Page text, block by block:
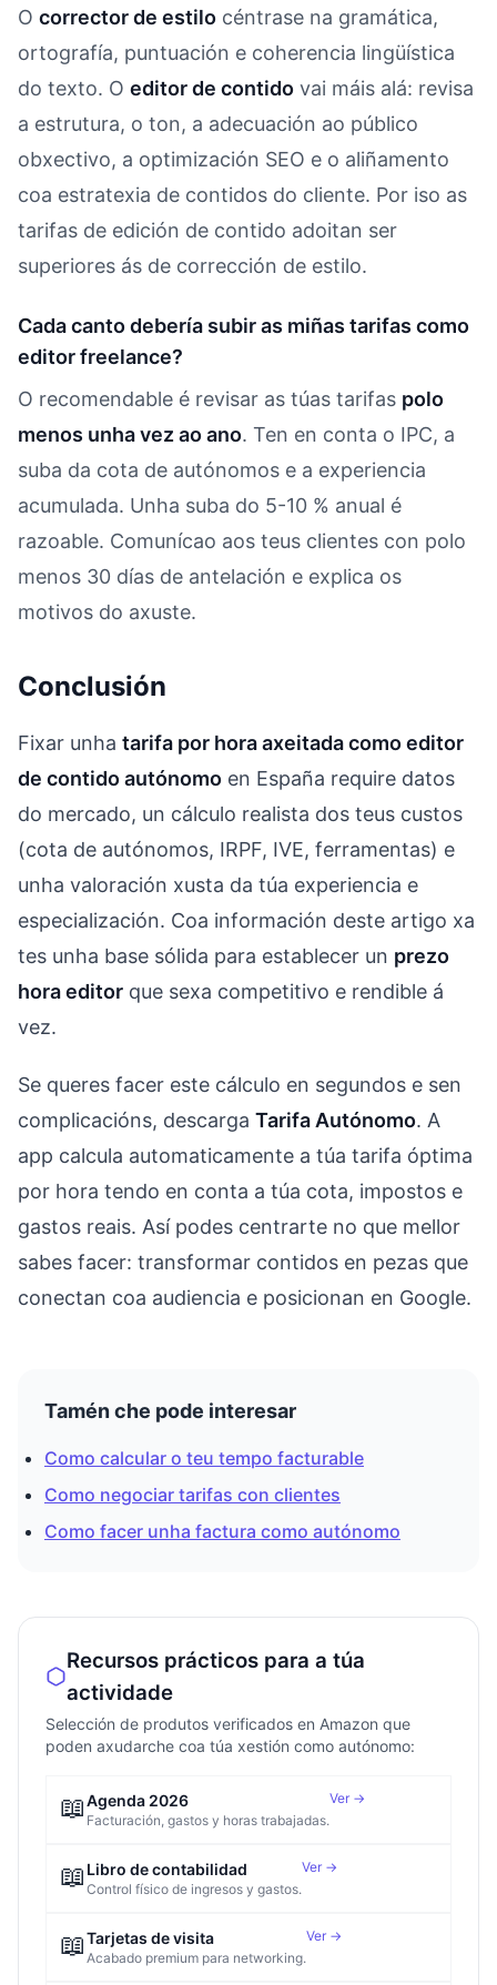
O corrector de estilo céntrase na gramática,
ortografía, puntuación e coherencia lingüística
do texto. O editor de contido vai máis alá: revisa
a estrutura, o ton, a adecuación ao público
obxectivo, a optimización SEO e o aliñamento
coa estratexia de contidos do cliente. Por iso as
tarifas de edición de contido adoitan ser
superiores ás de corrección de estilo.
Cada canto debería subir as miñas tarifas como
editor freelance?
O recomendable é revisar as túas tarifas polo
menos unha vez ao ano. Ten en conta o IPC, a
suba da cota de autónomos e a experiencia
acumulada. Unha suba do 5-10 % anual é
razoable. Comunícao aos teus clientes con polo
menos 30 días de antelación e explica os
motivos do axuste.
Conclusión
Fixar unha tarifa por hora axeitada como editor
de contido autónomo en España require datos
do mercado, un cálculo realista dos teus custos
(cota de autónomos, IRPF, IVE, ferramentas) e
unha valoración xusta da túa experiencia e
especialización. Coa información deste artigo xa
tes unha base sólida para establecer un prezo
hora editor que sexa competitivo e rendible á
vez.
Se queres facer este cálculo en segundos e sen
complicacións, descarga Tarifa Autónomo. A
app calcula automaticamente a túa tarifa óptima
por hora tendo en conta a túa cota, impostos e
gastos reais. Así podes centrarte no que mellor
sabes facer: transformar contidos en pezas que
conectan coa audiencia e posicionan en Google.
Tamén che pode interesar
Como calcular o teu tempo facturable
Como negociar tarifas con clientes
Como facer unha factura como autónomo
Recursos prácticos para a túa
actividade
Selección de produtos verificados en Amazon que
poden axudarche coa túa xestión como autónomo:
📖Agenda 2026
Facturación, gastos y horas trabajadas.
Ver →
📖 Libro de contabilidad
Control físico de ingresos y gastos.
Ver →
📖Tarjetas de visita
Acabado premium para networking.
Ver →